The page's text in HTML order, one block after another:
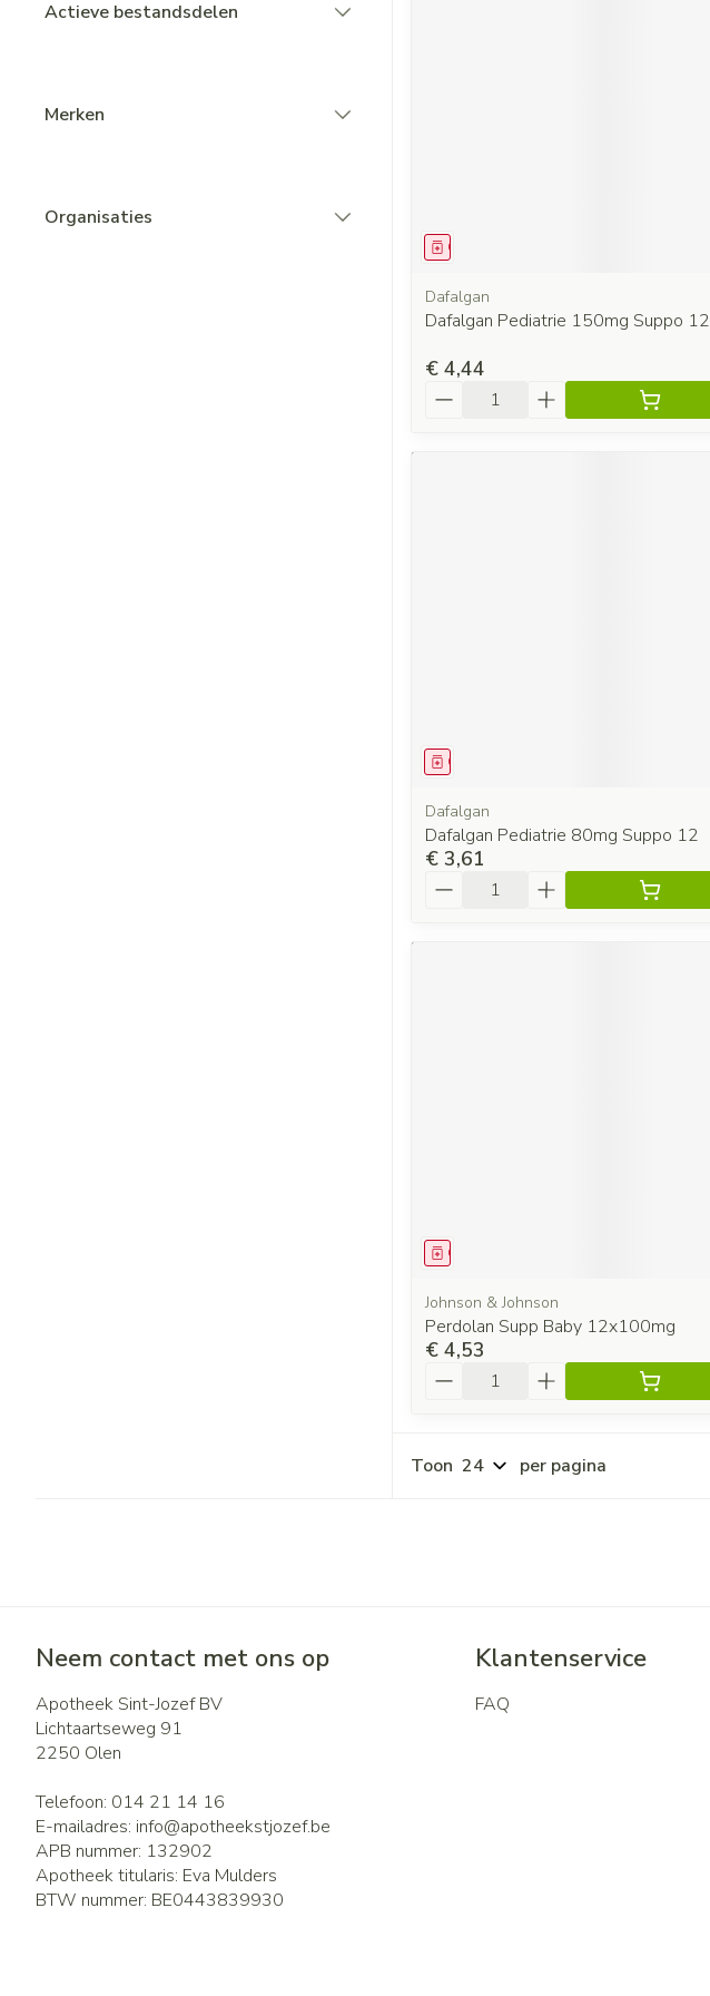
Actieve bestandsdelen
Merken
Organisaties
Geneesmiddel
Dafalgan
Dafalgan Pediatrie 150mg Suppo 12
€ 4,44
Geneesmiddel
Dafalgan
Dafalgan Pediatrie 80mg Suppo 12
€ 3,61
Geneesmiddel
Johnson & Johnson
Perdolan Supp Baby 12x100mg
€ 4,53
Toon per pagina
Neem contact met ons op
Apotheek Sint-Jozef BV
Lichtaartseweg 91
2250 Olen
Telefoon: 014 21 14 16
E-mailadres: info@apotheekstjozef.be
APB nummer: 132902
Apotheek titularis: Eva Mulders
BTW nummer: BE0443839930
Klantenservice
FAQ